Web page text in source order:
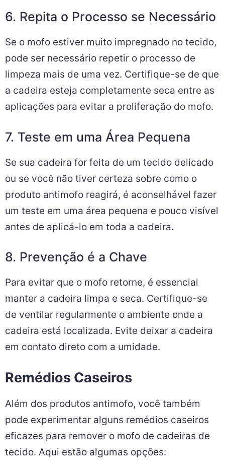
6. Repita o Processo se Necessário
Se o mofo estiver muito impregnado no tecido,
pode ser necessário repetir o processo de
limpeza mais de uma vez. Certifique-se de que
a cadeira esteja completamente seca entre as
aplicações para evitar a proliferação do mofo.
7. Teste em uma Área Pequena
Se sua cadeira for feita de um tecido delicado
ou se você não tiver certeza sobre como o
produto antimofo reagirá, é aconselhável fazer
um teste em uma área pequena e pouco visível
antes de aplicá-lo em toda a cadeira.
8. Prevenção é a Chave
Para evitar que o mofo retorne, é essencial
manter a cadeira limpa e seca. Certifique-se
de ventilar regularmente o ambiente onde a
cadeira está localizada. Evite deixar a cadeira
em contato direto com a umidade.
Remédios Caseiros
Além dos produtos antimofo, você também
pode experimentar alguns remédios caseiros
eficazes para remover o mofo de cadeiras de
tecido. Aqui estão algumas opções: